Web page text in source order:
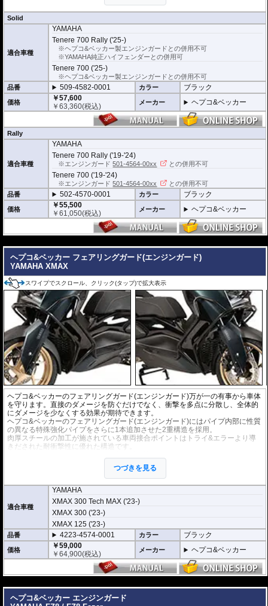
お届けしています。
高い安全性
万が一の有事から車体を守ります。直接のダメージを防ぐだけでなく、衝撃を
多点に分散し、全体的にダメージを少なくする効果が期待できます。
地面と車体の間への足の挟み込みなども防ぐことも大事な機能です。
品質の差別化
ヘプコ&ベッカーのタンクガードにはパイプ内部に性質の異なる特殊強化パイ
プをさらに1本追加させた2重構造を採用。
肉厚スチールの加工が施されている車両接合ポイントはトライ&エラーより導
きだされた耐衝撃性に優れた構造です。
また多点支持や、パイプのつなぎ方も差し込みタイプとすることで、充分な強
度を確保。
これらのこだわりを元に、各所にツーリングライフの向上に貢献できるよう工
夫が施されています。
※オプションにエンジンガード/タンクガード バッグ があります。
Solid
適合車種
YAMAHA
Tenere 700 Rally ('25-)
※ヘプコ&ベッカー製エンジンガードとの併用不可
※YAMAHA純正ハイフェンダーとの併用可
Tenere 700 ('25-)
※ヘプコ&ベッカー製エンジンガードとの併用不可
品番
509-4582-0001 カラー ブラック
価格
￥57,600
￥63,360(税込) メーカー ヘプコ&ベッカー
Rally
適合車種
YAMAHA
Tenere 700 Rally ('19-'24)
※エンジンガード501-4564-00xx との併用不可
Tenere 700 ('19-'24)
※エンジンガード501-4564-00xx
との併用不可
品番
502-4570-0001 カラー ブラック
価格
￥55,500
￥61,050(税込) メーカー ヘプコ&ベッカー
ヘプコ&ベッカー フェアリングガード(エンジンガード)
YAMAHA XMAX
スワイプでスクロール、クリック(タップ)で拡大表示
ヘプコ&ベッカーのフェアリングガード(エンジンガード)万が一の有事から車体
を守ります。直接のダメージを防ぐだけでなく、衝撃を多点に分散し、全体的
にダメージを少なくする効果が期待できます。
ヘプコ&ベッカーのフェアリングガード(エンジンガード)にはパイプ内部に性質
の異なる特殊強化パイプをさらに1本追加させた2重構造を採用。
肉厚スチールの加工が施されている車両接合ポイントはトライ&エラーより導
きだされた耐衝撃性に優れた構造です。
エンジンガード は有事にその効果を間違いなく実感して頂
つづきを見る
適合車種
YAMAHA
XMAX 300 Tech MAX ('23-)
XMAX 300 ('23-)
XMAX 125 ('23-)
品番 4223-4574-0001 カラー ブラック
価格
￥59,000
￥64,900(税込) メーカー ヘプコ&ベッカー
ヘプコ&ベッカー エンジンガード